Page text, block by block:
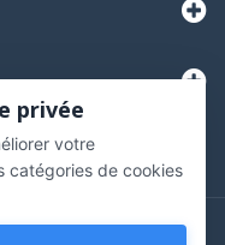
Garantis,
Grego - tous droits
privée
votre
catégories de cookies